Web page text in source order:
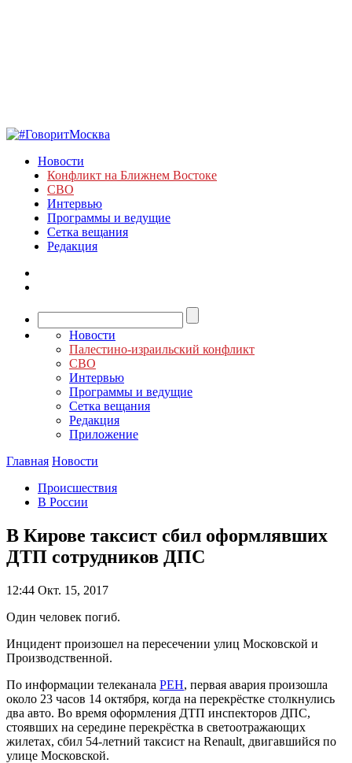
Новости
Конфликт на Ближнем Востоке
СВО
Интервью
Программы и ведущие
Сетка вещания
Редакция
Новости
Палестино-израильский конфликт
СВО
Интервью
Программы и ведущие
Сетка вещания
Редакция
Приложение
Главная Новости
Происшествия
В России
В Кирове таксист сбил оформлявших
ДТП сотрудников ДПС
12:44 Окт. 15, 2017
Один человек погиб.
Инцидент произошел на пересечении улиц Московской и
Производственной.
По информации телеканала РЕН, первая авария произошла
около 23 часов 14 октября, когда на перекрёстке столкнулись
два авто. Во время оформления ДТП инспекторов ДПС,
стоявших на середине перекрёстка в светоотражающих
жилетах, сбил 54-летний таксист на Renault, двигавшийся по
улице Московской.